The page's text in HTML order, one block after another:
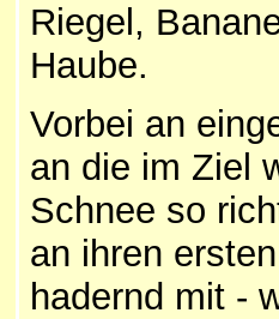
Riegel,
Haube.
Vorbei an
an die im Ziel
Schnee so
an ihren
hadernd mit -